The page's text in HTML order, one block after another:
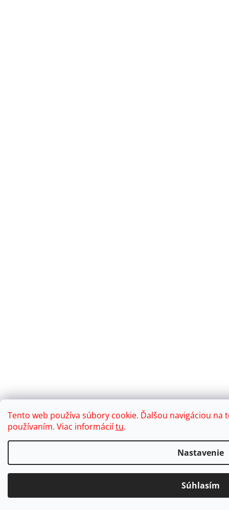
Tento web používa súbory cookie. Ďalšou navigáciou
používaním. Viac informáciítu.
Nastavenie
Súhlasím